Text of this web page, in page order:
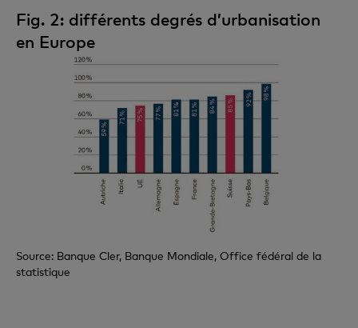
Fig. 2: différents degrés d’urbanisation
en Europe
Source: Banque Cler, Banque Mondiale, Office fédéral de la
statistique